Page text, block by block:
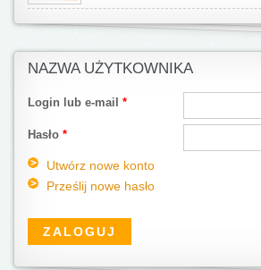
NAZWA UŻYTKOWNIKA
Login lub e-mail *
Hasło *
Utwórz nowe konto
Prześlij nowe hasło